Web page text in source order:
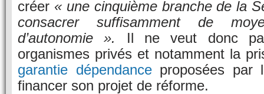
créer « une cinquième branche de la
consacrer suffisamment de
d’autonomie ». Il ne veut donc
organismes privés et notamment la
garantie dépendanceproposées par
financer son projet de réforme.